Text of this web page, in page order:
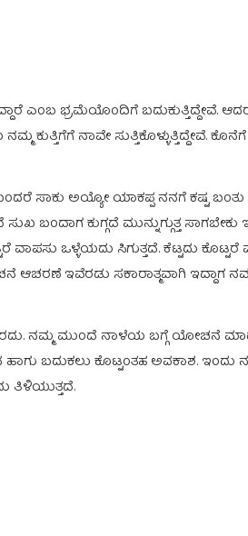
ಎಂಬ ಭ್ರಮೆಯೊಂದಿಗೆ ಬದುಕುತ್ತಿದ್ದೇವೆ.
ನಾವೇ ಸುತ್ತಿಕೊಳ್ಳುತ್ತಿದ್ದೇವೆ. ಕೊನೆಗೆ
ಸಾಕು ಅಯ್ಯೋ ಯಾಕಪ್ಪ ನನಗೆ ಕಷ್ಟ ಬಂತು
ಕುಗ್ಗದೆ ಮುನ್ನುಗ್ಗುತ್ತ ಸಾಗಬೇಕು
ಒಳ್ಳೆಯದು ಸಿಗುತ್ತದೆ. ಕೆಟ್ಟದು ಕೊಟ್ಟರೆ
ಇವೆರಡು ಸಕಾರಾತ್ಮವಾಗಿ ಇದ್ದಾಗ
ನಮ್ಮ ಮುಂದೆ ನಾಳೆಯ ಬಗ್ಗೆ ಯೋಚನೆ
ಬದುಕಲು ಕೊಟ್ಟಂತಹ ಅವಕಾಶ. ಇಂದು
ತಿಳಿಯುತ್ತದೆ.